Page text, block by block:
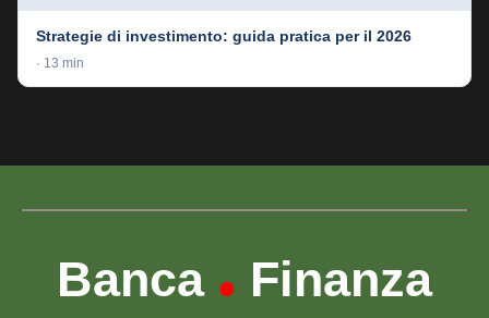
Strategie di investimento: guida pratica per il 2026
· 13 min
Banca • Finanza